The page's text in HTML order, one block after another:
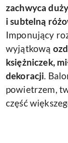
zachwyca
i subtelną
Imponujący
wyjątkową
księżniczek,
dekoracji.
powietrzem,
część